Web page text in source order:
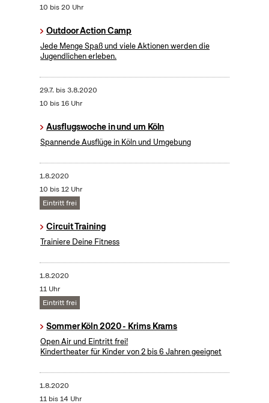
10 bis 20 Uhr
Outdoor Action Camp
Jede Menge Spaß und viele Aktionen werden die
Jugendlichen erleben.
29.7. bis3.8.2020
10 bis 16 Uhr
Ausflugswoche in und um Köln
Spannende Ausflüge in Köln und Umgebung
1.8.2020
10 bis 12 Uhr
Eintritt frei
Circuit Training
Trainiere Deine Fitness
1.8.2020
11 Uhr
Eintritt frei
Sommer Köln 2020 - Krims Krams
Open Air und Eintritt frei!
Kindertheater für Kinder von 2 bis 6 Jahren geeignet
1.8.2020
11 bis 14 Uhr